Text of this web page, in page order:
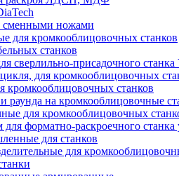
сменными ножами
для кромкооблицовочных станков
станков
сверлильно-присадочного станка
для кромкооблицовочных
кромкооблицовочных станков
раунда на кромкооблицовочные
для кромкооблицовочных
форматно-раскроечного станка
для станков
для